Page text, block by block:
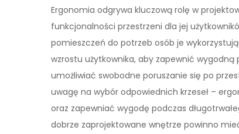
Ergonomia odgrywa kluczową rolę w
funkcjonalności przestrzeni dla jej
pomieszczeń do potrzeb osób je
wzrostu użytkownika, aby zapewnić
umożliwiać swobodne poruszanie się po
uwagę na wybór odpowiednich krzeseł –
oraz zapewniać wygodę podczas
dobrze zaprojektowane wnętrze powinno